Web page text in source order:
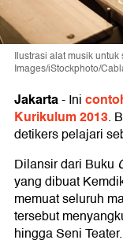
Ilustrasi alat musik
Images/iStockphoto/
Jakarta-Ini
Kurikulum 2013.
detikers pelajari
Dilansir dari Buku
yang dibuat
memuat seluruh
tersebut
hingga Seni Teater.